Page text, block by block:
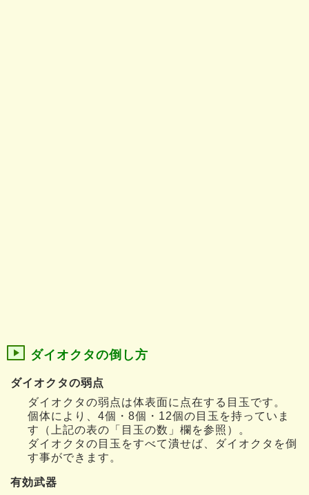
ダイオクタの倒し方
ダイオクタの弱点
ダイオクタの弱点は体表面に点在する目玉です。
個体により、4個・8個・12個の目玉を持っていま
す（上記の表の「目玉の数」欄を参照）。
ダイオクタの目玉をすべて潰せば、ダイオクタを倒
す事ができます。
有効武器